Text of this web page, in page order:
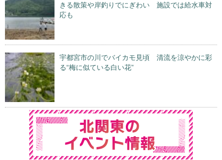
きる散策や岸釣りでにぎわい 施設では給水車対
応も
宇都宮市の川でバイカモ見頃 清流を涼やかに彩
る“梅に似ている白い花”